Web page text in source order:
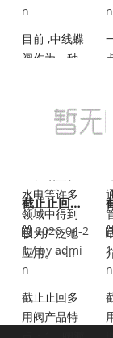
n
目前 ,中线蝶
阀作为一种
及流量控制
的部件，已
水电等许多
领域中得到
极为广泛地
应用。···...
n
截止止回多用阀的特点
2026-04-2
1 / by admi
n
截止止回多
用阀产品特
1
n